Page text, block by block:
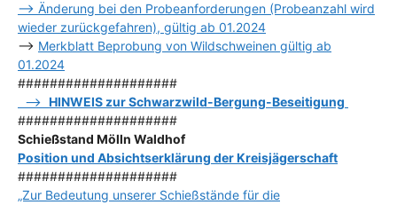
–> Änderung bei den Probeanforderungen (Probeanzahl wird
wieder zurückgefahren), gültig ab 01.2024
–> Merkblatt Beprobung von Wildschweinen gültig ab
01.2024
####################
–> HINWEIS zur Schwarzwild-Bergung-Beseitigung
####################
Schießstand Mölln Waldhof
Position und Absichtserklärung der Kreisjägerschaft
####################
„Zur Bedeutung unserer Schießstände für die